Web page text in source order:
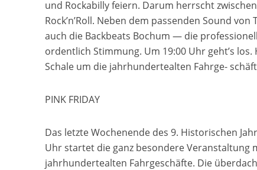
und Rockabilly feiern. Darum herrscht
Rock’n’Roll. Neben dem passenden Sound
auch die Backbeats Bochum — die
ordentlich Stimmung. Um 19:00 Uhr geht’s
Schale um die jahrhundertealten Fahrge-
PINK FRIDAY
Das letzte Wochenende des 9. Historischen
Uhr startet die ganz besondere Veranstaltung
jahrhundertealten Fahrgeschäfte. Die